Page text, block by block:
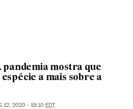
pandemia mostra que
a mais sobre a
12, 2020 - 19:10 EDT